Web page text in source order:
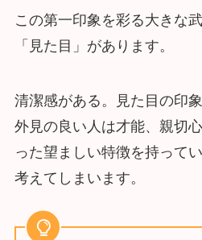
この第一印象を彩る大きな
「見た目」があります。
清潔感がある。見た目の印
外見の良い人は才能、親切
った望ましい特徴を持って
考えてしまいます。